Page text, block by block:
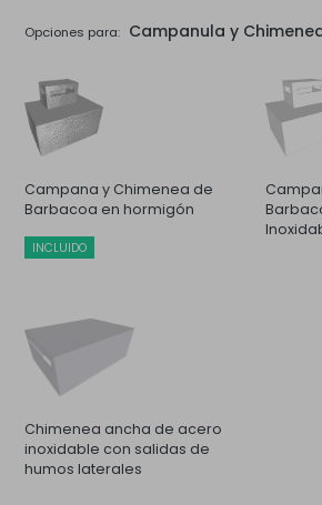
Opciones para: Campanula y
Campana y Chimenea de
Barbacoa en hormigón
INCLUIDO
Chimenea ancha de acero
inoxidable con salidas de
humos laterales